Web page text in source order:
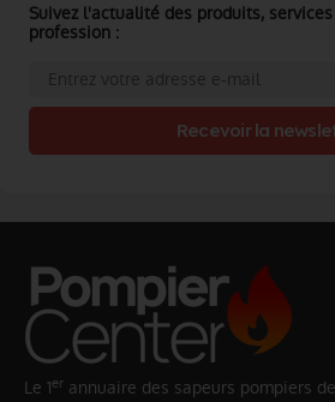
Suivez l'actualité des produits,
profession :
Recevoir la
Le 1er annuaire des sapeurs pompiers